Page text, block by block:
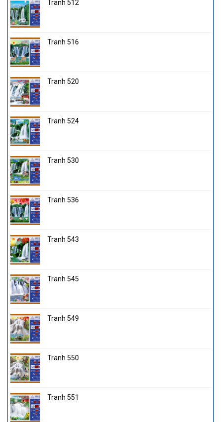
Tranh 512
Tranh 516
Tranh 520
Tranh 524
Tranh 530
Tranh 536
Tranh 543
Tranh 545
Tranh 549
Tranh 550
Tranh 551